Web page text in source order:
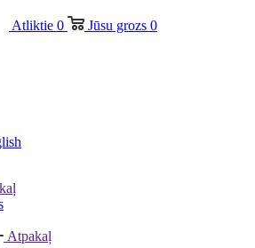
Atliktie 0 Jūsu grozs 0
Atpakaļ